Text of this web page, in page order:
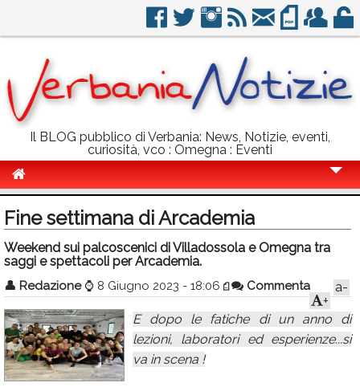
Il BLOG pubblico di Verbania: News, Notizie, eventi,
curiosità, vco : Omegna : Eventi
Politica
Sport
Eventi
Info Utili
Rubriche
Calendario
Fine settimana di Arcademia
Weekend sui palcoscenici di Villadossola e Omegna tra
saggi e spettacoli per Arcademia.
👤 Redazione ⌚ 8 Giugno 2023 - 18:06 Commenta
a-
+
E dopo le fatiche di un anno di
lezioni, laboratori ed esperienze...si
va in scena !